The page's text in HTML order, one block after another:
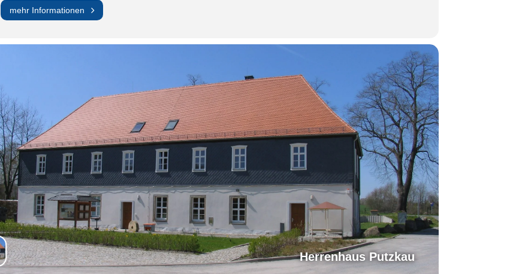
mehr Informationen
Herrenhaus Putzkau